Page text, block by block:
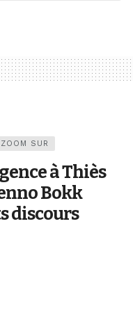
ZOOM SUR
à Thiès
Bokk
discours